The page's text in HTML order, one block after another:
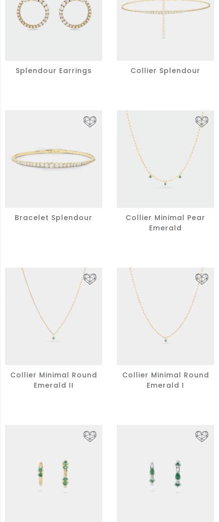
Splendour Earrings Collier Splendour
Bracelet Splendour
Collier Minimal Pear
Emerald
Collier Minimal Round
Emerald II
Collier Minimal Round
Emerald I